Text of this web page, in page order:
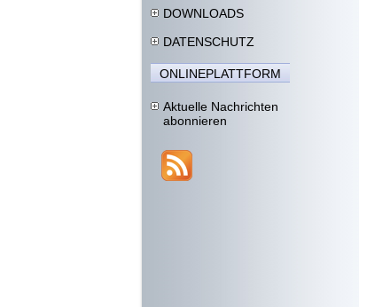
DOWNLOADS
DATENSCHUTZ
ONLINEPLATTFORM
Aktuelle Nachrichten
abonnieren